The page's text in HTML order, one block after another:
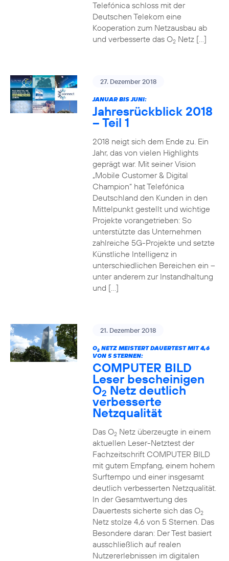
Telefónica schloss mit der
Deutschen Telekom eine
Kooperation zum Netzausbau ab
und verbesserte das O2Netz […]
27. Dezember 2018
JANUAR BIS JUNI:
Jahresrückblick 2018
– Teil 1
2018 neigt sich dem Ende zu. Ein
Jahr, das von vielen Highlights
geprägt war. Mit seiner Vision
„Mobile Customer & Digital
Champion“ hat Telefónica
Deutschland den Kunden in den
Mittelpunkt gestellt und wichtige
Projekte vorangetrieben: So
unterstützte das Unternehmen
zahlreiche 5G-Projekte und setzte
Künstliche Intelligenz in
unterschiedlichen Bereichen ein –
unter anderem zur Instandhaltung
und […]
21. Dezember 2018
O2NETZ MEISTERT DAUERTEST MIT 4,6
VON 5 STERNEN:
COMPUTER BILD
Leser bescheinigen
O2 Netz deutlich
verbesserte
Netzqualität
Das O2Netz überzeugte in einem
aktuellen Leser-Netztest der
Fachzeitschrift COMPUTER BILD
mit gutem Empfang, einem hohem
Surftempo und einer insgesamt
deutlich verbesserten Netzqualität.
In der Gesamtwertung des
Dauertests sicherte sich das O2
Netz stolze 4,6 von 5 Sternen. Das
Besondere daran: Der Test basiert
ausschließlich auf realen
Nutzererlebnissen im digitalen